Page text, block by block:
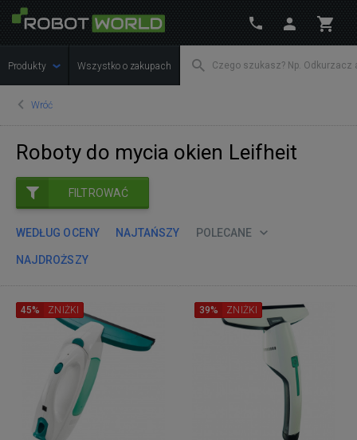
Produkty Wszystko o zakupach
Wróć
Roboty do mycia okien Leifheit
FILTROWAĆ
WEDŁUG OCENY NAJTAŃSZY POLECANE
NAJDROŻSZY
45% ZNIŻKI 39% ZNIŻKI